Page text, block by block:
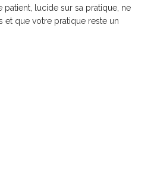
patient, lucide sur sa pratique, ne
et que votre pratique reste un